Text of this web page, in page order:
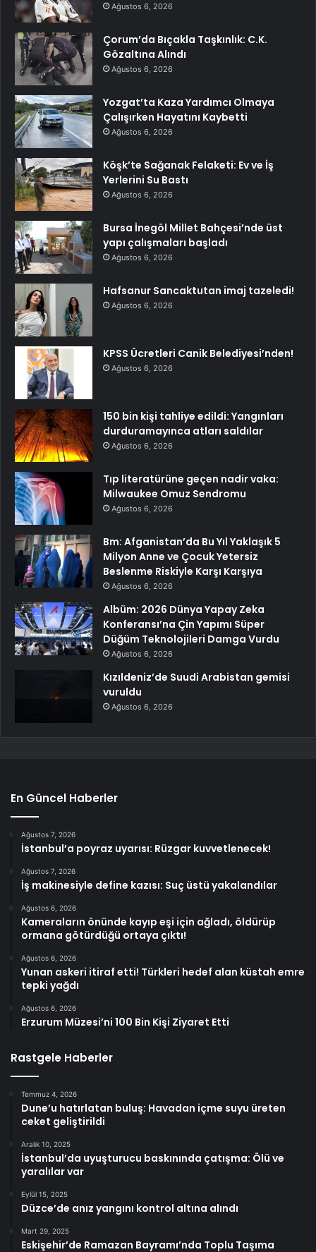
Ağustos 6, 2026
Çorum’da Bıçakla Taşkınlık: C.K.
Gözaltına Alındı
Ağustos 6, 2026
Yozgat’ta Kaza Yardımcı Olmaya
Çalışırken Hayatını Kaybetti
Ağustos 6, 2026
Köşk’te Sağanak Felaketi: Ev ve İş
Yerlerini Su Bastı
Ağustos 6, 2026
Bursa İnegöl Millet Bahçesi’nde üst
yapı çalışmaları başladı
Ağustos 6, 2026
Hafsanur Sancaktutan imaj tazeledi!
Ağustos 6, 2026
KPSS Ücretleri Canik Belediyesi’nden!
Ağustos 6, 2026
150 bin kişi tahliye edildi: Yangınları
durduramayınca atları saldılar
Ağustos 6, 2026
Tıp literatürüne geçen nadir vaka:
Milwaukee Omuz Sendromu
Ağustos 6, 2026
Bm: Afganistan’da Bu Yıl Yaklaşık 5
Milyon Anne ve Çocuk Yetersiz
Beslenme Riskiyle Karşı Karşıya
Ağustos 6, 2026
Albüm: 2026 Dünya Yapay Zeka
Konferansı’na Çin Yapımı Süper
Düğüm Teknolojileri Damga Vurdu
Ağustos 6, 2026
Kızıldeniz’de Suudi Arabistan gemisi
vuruldu
Ağustos 6, 2026
En Güncel Haberler
Ağustos 7, 2026
İstanbul’a poyraz uyarısı: Rüzgar kuvvetlenecek!
Ağustos 7, 2026
İş makinesiyle define kazısı: Suç üstü yakalandılar
Ağustos 6, 2026
Kameraların önünde kayıp eşi için ağladı, öldürüp
ormana götürdüğü ortaya çıktı!
Ağustos 6, 2026
Yunan askeri itiraf etti! Türkleri hedef alan küstah emre
tepki yağdı
Ağustos 6, 2026
Erzurum Müzesi’ni 100 Bin Kişi Ziyaret Etti
Rastgele Haberler
Temmuz 4, 2026
Dune’u hatırlatan buluş: Havadan içme suyu üreten
ceket geliştirildi
Aralık 10, 2025
İstanbul’da uyuşturucu baskınında çatışma: Ölü ve
yaralılar var
Eylül 15, 2025
Düzce’de anız yangını kontrol altına alındı
Mart 29, 2025
Eskişehir’de Ramazan Bayramı’nda Toplu Taşıma